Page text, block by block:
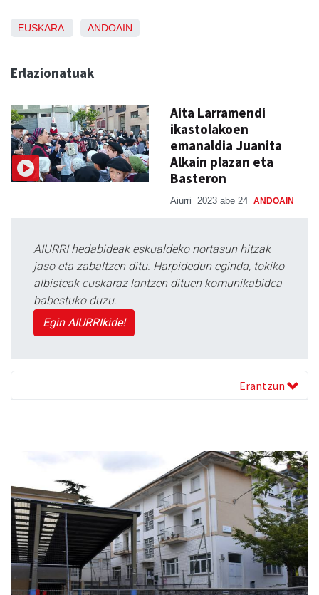
EUSKARA ANDOAIN
Erlazionatuak
Aita Larramendi
ikastolakoen
emanaldia Juanita
Alkain plazan eta
Basteron
Aiurri 2023 abe 24 ANDOAIN
AIURRI hedabideak eskualdeko nortasun hitzak
jaso eta zabaltzen ditu. Harpidedun eginda, tokiko
albisteak euskaraz lantzen dituen komunikabidea
babestuko duzu.
Egin AIURRIkide!
Erantzun